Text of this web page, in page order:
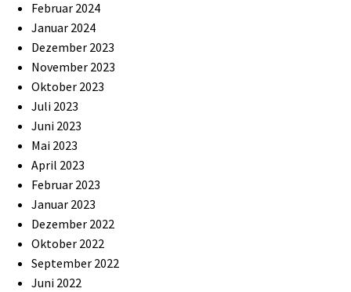
Februar 2024
Januar 2024
Dezember 2023
November 2023
Oktober 2023
Juli 2023
Juni 2023
Mai 2023
April 2023
Februar 2023
Januar 2023
Dezember 2022
Oktober 2022
September 2022
Juni 2022